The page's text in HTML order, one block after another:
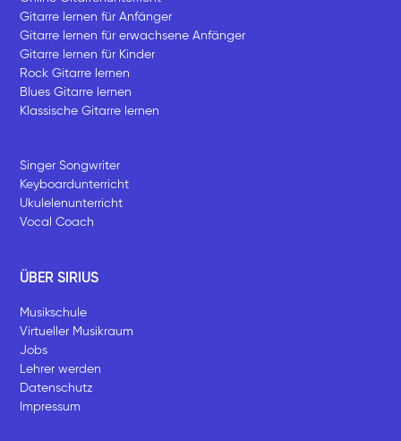
Gitarre lernen für Anfänger
Gitarre lernen für erwachsene Anfänger
Gitarre lernen für Kinder
Rock Gitarre lernen
Blues Gitarre lernen
Klassische Gitarre lernen
Singer Songwriter
Keyboardunterricht
Ukulelenunterricht
Vocal Coach
ÜBER SIRIUS
Musikschule
Virtueller Musikraum
Jobs
Lehrer werden
Datenschutz
Impressum